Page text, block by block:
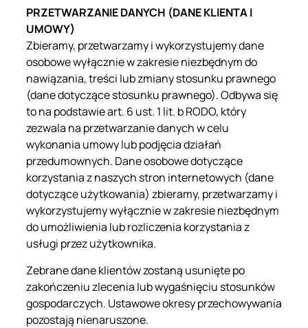
PRZETWARZANIE DANYCH (DANE KLIENTA I
UMOWY)
Zbieramy, przetwarzamy i wykorzystujemy dane
osobowe wyłącznie w zakresie niezbędnym do
nawiązania, treści lub zmiany stosunku prawnego
(dane dotyczące stosunku prawnego). Odbywa się
to na podstawie art. 6 ust. 1 lit. b RODO, który
zezwala na przetwarzanie danych w celu
wykonania umowy lub podjęcia działań
przedumownych. Dane osobowe dotyczące
korzystania z naszych stron internetowych (dane
dotyczące użytkowania) zbieramy, przetwarzamy i
wykorzystujemy wyłącznie w zakresie niezbędnym
do umożliwienia lub rozliczenia korzystania z
usługi przez użytkownika.
Zebrane dane klientów zostaną usunięte po
zakończeniu zlecenia lub wygaśnięciu stosunków
gospodarczych. Ustawowe okresy przechowywania
pozostają nienaruszone.